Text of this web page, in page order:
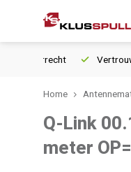
Vertrouwd
Home
Q-Link
meter